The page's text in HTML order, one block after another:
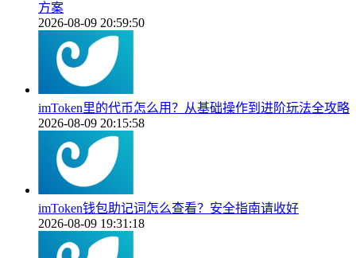
方案
2026-08-09 20:59:50
imToken里的代币怎么用？从基础操作到进阶玩法全攻略
2026-08-09 20:15:58
imToken钱包助记词怎么查看？安全指南请收好
2026-08-09 19:31:18